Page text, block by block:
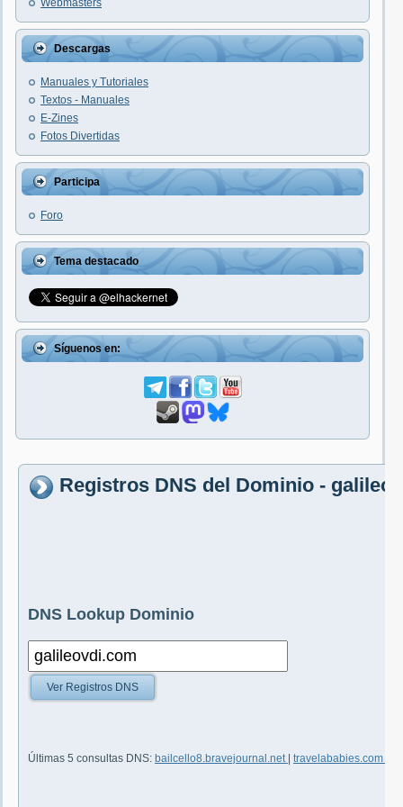
Webmasters
Descargas
Manuales y Tutoriales
Textos - Manuales
E-Zines
Fotos Divertidas
Participa
Foro
Tema destacado
Síguenos en:
Registros DNS del Dominio -
DNS Lookup Dominio
Ver Registros DNS
Últimas 5 consultas DNS: bailcello8.bravejournal.net travelababies.com